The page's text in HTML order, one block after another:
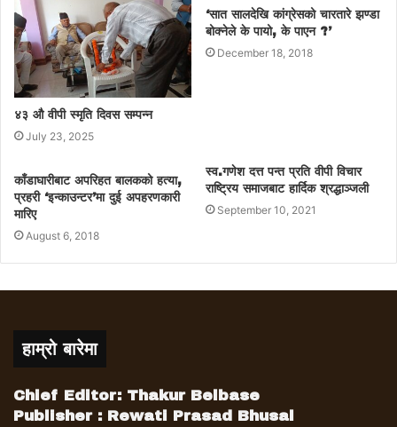
४३ औ वीपी स्मृति दिवस सम्पन्न
July 23, 2025
‘सात सालदेखि कांग्रेसको चारतारे झण्डा
बोक्नेले के पायो, के पाएन ?’
December 18, 2018
काँडाघारीबाट अपरिहत बालकको हत्या,
प्रहरी ‘इन्काउन्टर’मा दुई अपहरणकारी
मारिए
August 6, 2018
स्व.गणेश दत्त पन्त प्रति वीपी विचार
राष्ट्रिय समाजबाट हार्दिक श्रद्धाञ्जली
September 10, 2021
हाम्रो बारेमा
Chief Editor: Thakur Belbase
Publisher : Rewati Prasad Bhusal